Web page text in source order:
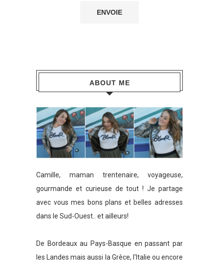
ABOUT ME
Camille, maman trentenaire, voyageuse,
gourmande et curieuse de tout ! Je partage
avec vous mes bons plans et belles adresses
dans le Sud-Ouest.. et ailleurs!
De Bordeaux au Pays-Basque en passant par
les Landes mais aussi la Grèce, l'Italie ou encore